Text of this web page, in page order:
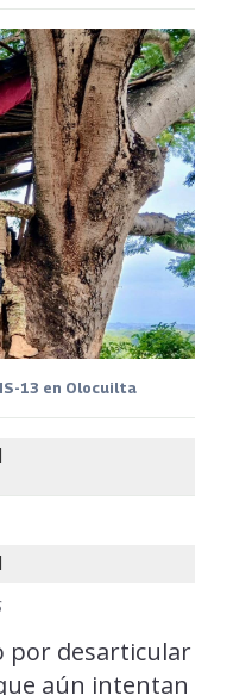
13 en Olocuilta
por desarticular
aún intentan